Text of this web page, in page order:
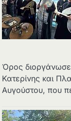
Όρος
Κατερίνης και
Αυγούστου, που